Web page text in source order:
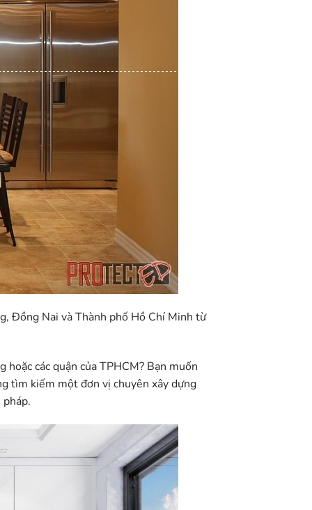
Đồng Nai và Thành phố Hồ Chí Minh từ
các quận của TPHCM? Bạn muốn
tìm kiếm một đơn vị chuyên xây dựng